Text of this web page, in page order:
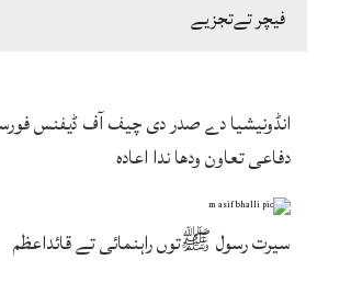
فیچر تےتجزیے
انڈونیشیا دے صدر دی چیف آف ڈیفنس
دفاعی تعاون ودھا ندا اعادہ
سیرت رسول ﷺتوں راہنمائی تے قائداعظم